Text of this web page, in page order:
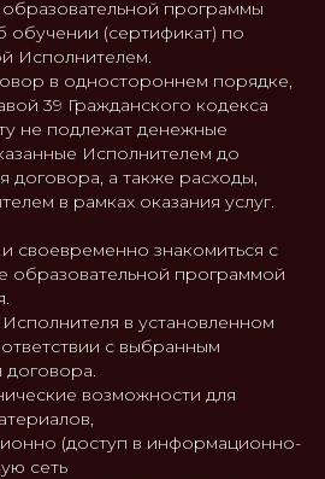
программы
обучении (сертификат) по
Исполнителем.
в одностороннем порядке,
39 Гражданского кодекса
не подлежат денежные
Исполнителем до
договора, а также расходы,
в рамках оказания услуг.
и своевременно знакомиться с
образовательной программой
Исполнителя в установленном
с выбранным
возможности для
(доступ в информационно-
сеть